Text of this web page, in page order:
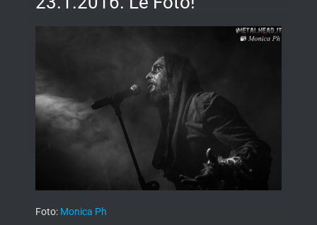
Foto: Monica Ph